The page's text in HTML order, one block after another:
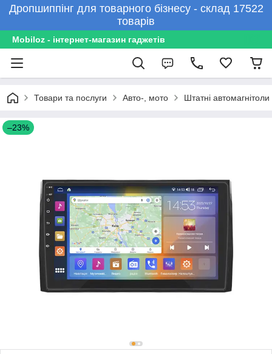
Дропшиппінг для товарного бізнесу - склад 17522
товарів
Mobiloz - інтернет-магазин гаджетів
Товари та послуги Авто-, мото Штатні автомагнітоли
–23%